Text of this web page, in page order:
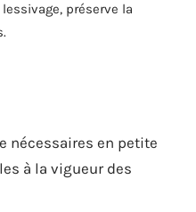
préserve la
nécessaires en petite
à la vigueur des